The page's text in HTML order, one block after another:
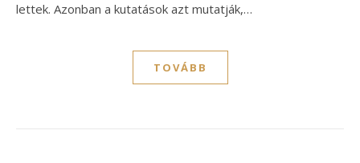
lettek. Azonban a kutatások azt mutatják,…
TOVÁBB